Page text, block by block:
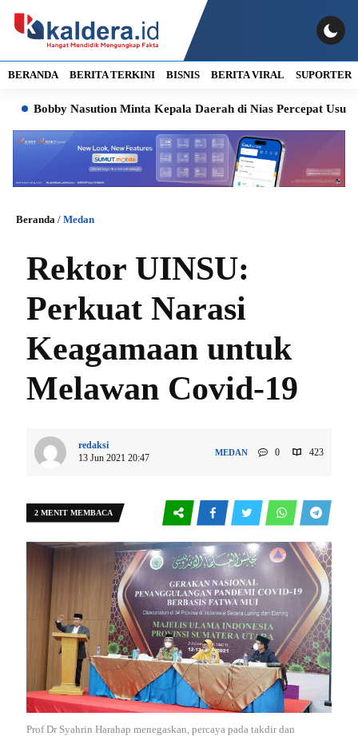
BERANDA BERITA TERKINI BISNIS BERITA VIRAL SUPORTER
Nasution Minta Kepala Daerah di Nias Percepat Usulan BKP
Beranda / Medan
Rektor UINSU:
Perkuat Narasi
Keagamaan untuk
Melawan Covid-19
redaksi
13 Jun 2021 20:47
MEDAN 0 423
2 MENIT MEMBACA
Prof Dr Syahrin Harahap menegaskan, percaya pada takdir dan